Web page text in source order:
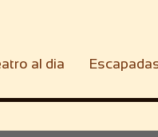
al dia